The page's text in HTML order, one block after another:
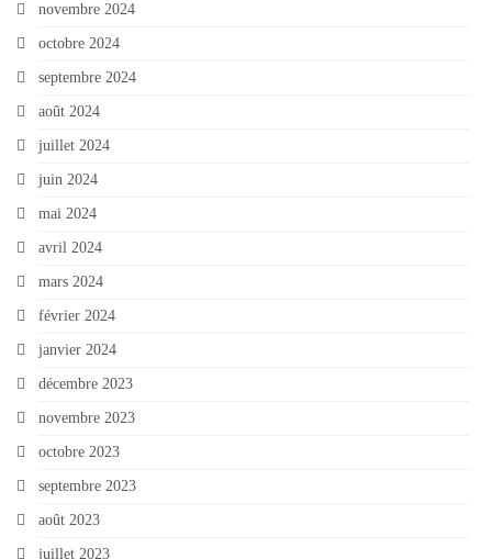
novembre 2024
octobre 2024
septembre 2024
août 2024
juillet 2024
juin 2024
mai 2024
avril 2024
mars 2024
février 2024
janvier 2024
décembre 2023
novembre 2023
octobre 2023
septembre 2023
août 2023
juillet 2023